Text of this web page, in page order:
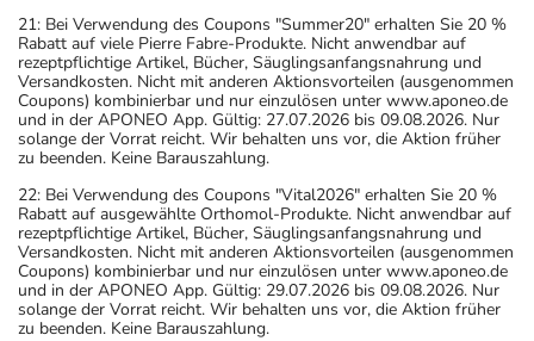
21: Bei Verwendung des Coupons "Summer20" erhalten Sie 20 %
Rabatt auf viele Pierre Fabre-Produkte. Nicht anwendbar auf
rezeptpflichtige Artikel, Bücher, Säuglingsanfangsnahrung und
Versandkosten. Nicht mit anderen Aktionsvorteilen (ausgenommen
Coupons) kombinierbar und nur einzulösen unter www.aponeo.de
und in der APONEO App. Gültig: 27.07.2026 bis 09.08.2026. Nur
solange der Vorrat reicht. Wir behalten uns vor, die Aktion früher
zu beenden. Keine Barauszahlung.
22: Bei Verwendung des Coupons "Vital2026" erhalten Sie 20 %
Rabatt auf ausgewählte Orthomol-Produkte. Nicht anwendbar auf
rezeptpflichtige Artikel, Bücher, Säuglingsanfangsnahrung und
Versandkosten. Nicht mit anderen Aktionsvorteilen (ausgenommen
Coupons) kombinierbar und nur einzulösen unter www.aponeo.de
und in der APONEO App. Gültig: 29.07.2026 bis 09.08.2026. Nur
solange der Vorrat reicht. Wir behalten uns vor, die Aktion früher
zu beenden. Keine Barauszahlung.